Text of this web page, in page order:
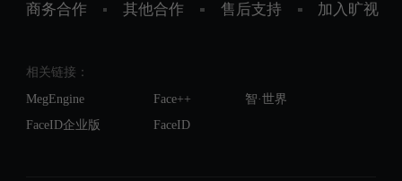
商务合作 其他合作 售后支持 加入旷视
相关链接：
MegEngine
FaceID企业版
Face++
FaceID
智·世界